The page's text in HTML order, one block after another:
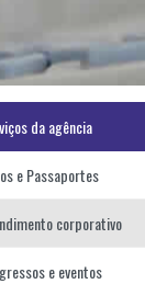
da agência
e Passaportes
corporativo
e eventos